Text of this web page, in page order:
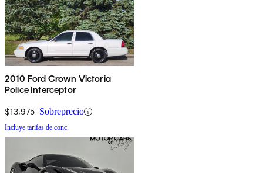
2010 Ford Crown Victoria
Police Interceptor
$13,975 Sobreprecio
Incluye tarifas de conc.